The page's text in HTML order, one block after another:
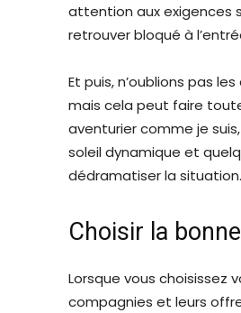
attention aux exigences
retrouver bloqué à
Et puis, n’oublions pas
mais cela peut faire
aventurier comme je
soleil dynamique et
dédramatiser la
Choisir la
Lorsque vous choisissez
compagnies et leurs